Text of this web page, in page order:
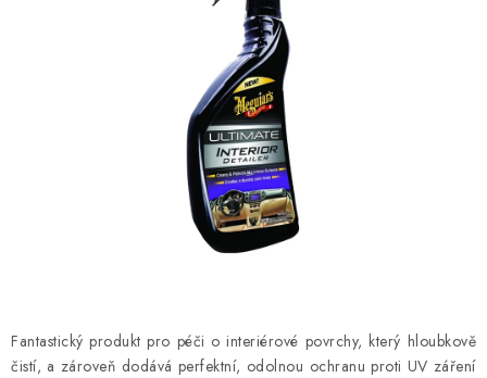
Věrnostní program
Všeobecné obchodní podmínky
Podmínky ochrany osobních údajů
Mapa serveru
Fantastický produkt pro péči o interiérové povrchy, který hloubkově
čistí, a zároveň dodává perfektní, odolnou ochranu proti UV záření